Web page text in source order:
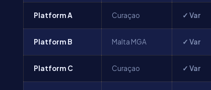
Platform A Curaçao ✓ Var
Platform B Malta MGA ✓ Var
Platform C Curaçao ✓ Var